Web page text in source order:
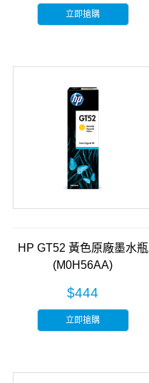
立即搶購
HP GT52 黃色原廠墨水瓶
(M0H56AA)
$444
立即搶購